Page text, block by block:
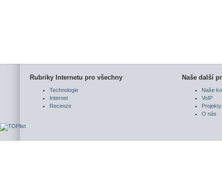
Rubriky Internetu pro všechny
Technologie
Internet
Recenze
Naše další
Naše
VoIP
Projekty
O nás